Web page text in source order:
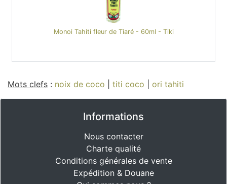
Monoi Tahiti fleur de Tiaré - 60ml - Tiki
Mots clefs : noix de coco titi coco ori tahiti
Informations
Nous contacter
Charte qualité
Conditions générales de vente
Expédition & Douane